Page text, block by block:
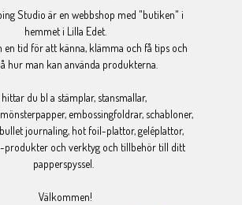
Studio är en webbshop med "butiken" i
hemmet i Lilla Edet.
en tid för att känna, klämma och få tips och
hur man kan använda produkterna.
hittar du bl a stämplar, stansmallar,
embossingfoldrar, schabloner,
journaling, hot foil-plattor, geléplattor,
produkter och verktyg och tillbehör till ditt
papperspyssel.
Välkommen!